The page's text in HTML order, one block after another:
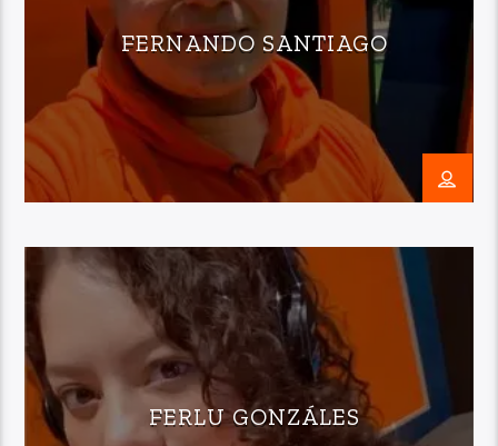
FERNANDO SANTIAGO
FERLU GONZÁLES